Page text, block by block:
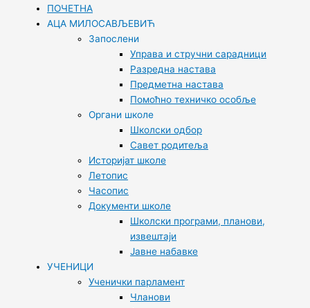
ПОЧЕТНА
АЦА МИЛОСАВЉЕВИЋ
Запослени
Управа и стручни сарадници
Разредна настава
Предметна настава
Помоћно техничко особље
Органи школе
Школски одбор
Савет родитеља
Историјат школе
Летопис
Часопис
Документи школе
Школски програми, планови,
извештаји
Јавне набавке
УЧЕНИЦИ
Ученички парламент
Чланови